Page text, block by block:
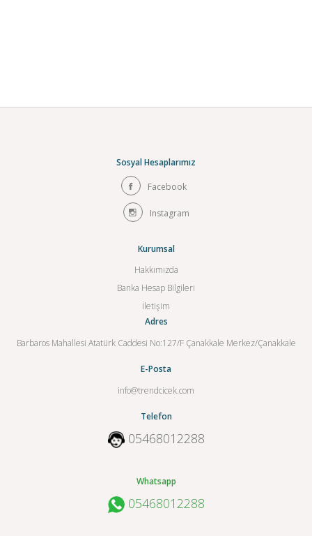
Sosyal Hesaplarımız
Facebook
Instagram
Kurumsal
Hakkımızda
Banka Hesap Bilgileri
İletişim
Adres
Barbaros Mahallesi Atatürk Caddesi No:127/F Çanakkale Merkez/Çanakkale
E-Posta
info@trendcicek.com
Telefon
05468012288
Whatsapp
05468012288